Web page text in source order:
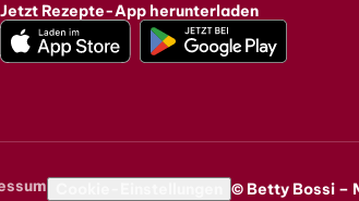
Jetzt Rezepte-App herunterladen
© Betty Bossi –